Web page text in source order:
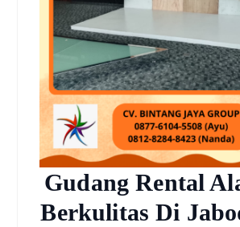
Gudang Rental
Berkulitas Di